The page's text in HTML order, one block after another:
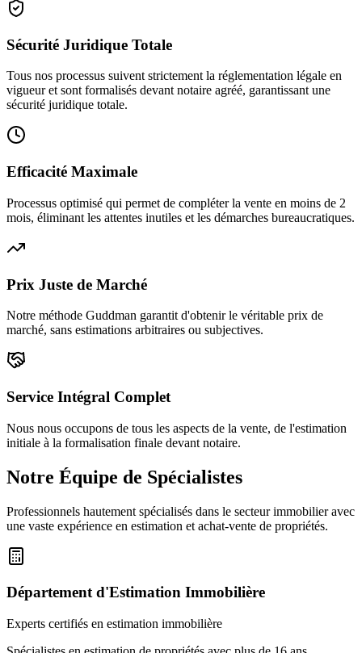
Sécurité Juridique Totale
Tous nos processus suivent strictement la réglementation légale en
vigueur et sont formalisés devant notaire agréé, garantissant une
sécurité juridique totale.
Efficacité Maximale
Processus optimisé qui permet de compléter la vente en moins de 2
mois, éliminant les attentes inutiles et les démarches bureaucratiques.
Prix Juste de Marché
Notre méthode Guddman garantit d'obtenir le véritable prix de
marché, sans estimations arbitraires ou subjectives.
Service Intégral Complet
Nous nous occupons de tous les aspects de la vente, de l'estimation
initiale à la formalisation finale devant notaire.
Notre Équipe de Spécialistes
Professionnels hautement spécialisés dans le secteur immobilier avec
une vaste expérience en estimation et achat-vente de propriétés.
Département d'Estimation Immobilière
Experts certifiés en estimation immobilière